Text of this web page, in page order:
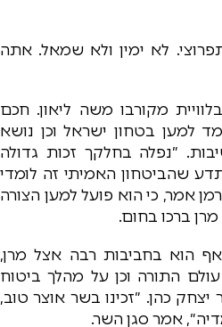
לא ימין ולא שמאל. אתה
מקורבו משה ליאון. חכם
למען בטחון ישראל וכן נושא
״נפלה בחלקך זכות גדולה
שהביטחון האמיתי זה לומדי
אמר, כי הוא פועל למען הצורה
ברכו בחום.
הוא בחביבות רבה אצל מרן,
התורה וכן על מהלך ביטוח
כהן. ״זכינו בשר אוצר טוב,
אמר סגן השר.